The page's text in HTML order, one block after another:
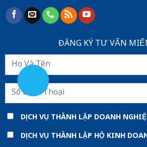
ĐĂNG KÝ TƯ VẤN
DỊCH VỤ THÀNH LẬP DOANH
DỊCH VỤ THÀNH LẬP HỘ KINH